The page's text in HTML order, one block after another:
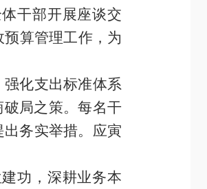
干部开展座谈交
算管理工作，为
化支出标准体系
局之策。每名干
务实举措。应寅
功，深耕业务本